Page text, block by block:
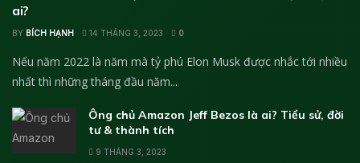
ai?
BY BÍCH HẠNH 14 THÁNG 3, 2023 0
Nếu năm 2022 là năm mà tỷ phú Elon Musk được nhắc tới nhiều
nhất thì những tháng đầu năm...
Ông chủ Amazon Jeff Bezos là ai? Tiểu sử, đời
tư & thành tích
9 THÁNG 3, 2023